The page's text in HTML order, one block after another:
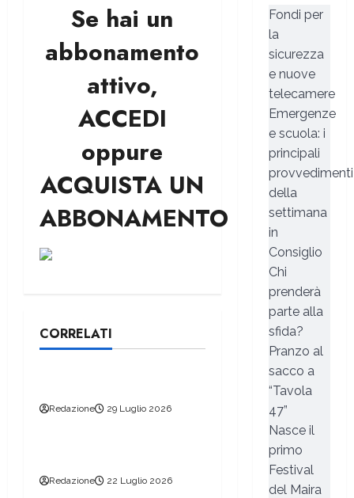
Se hai un
abbonamento
attivo,
ACCEDI
oppure
ACQUISTA UN
ABBONAMENTO
CORRELATI
Redazione 29 Luglio 2026
Redazione 22 Luglio 2026
Fondi per
la
sicurezza
e nuove
telecamere
Emergenze
e scuola: i
principali
provvedimenti
della
settimana
in
Consiglio
Chi
prenderà
parte alla
sfida?
Pranzo al
sacco a
“Tavola
47”
Nasce il
primo
Festival
del Maira